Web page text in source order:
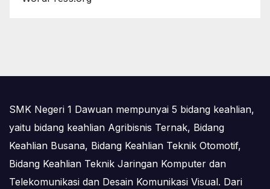
SMK Negeri 1 Dawuan mempunyai 5 bidang keahlian,
yaitu bidang keahlian Agribisnis Ternak, Bidang
Keahlian Busana, Bidang Keahlian Teknik Otomotif,
Bidang Keahlian Teknik Jaringan Komputer dan
Telekomunikasi dan Desain Komunikasi Visual. Dari